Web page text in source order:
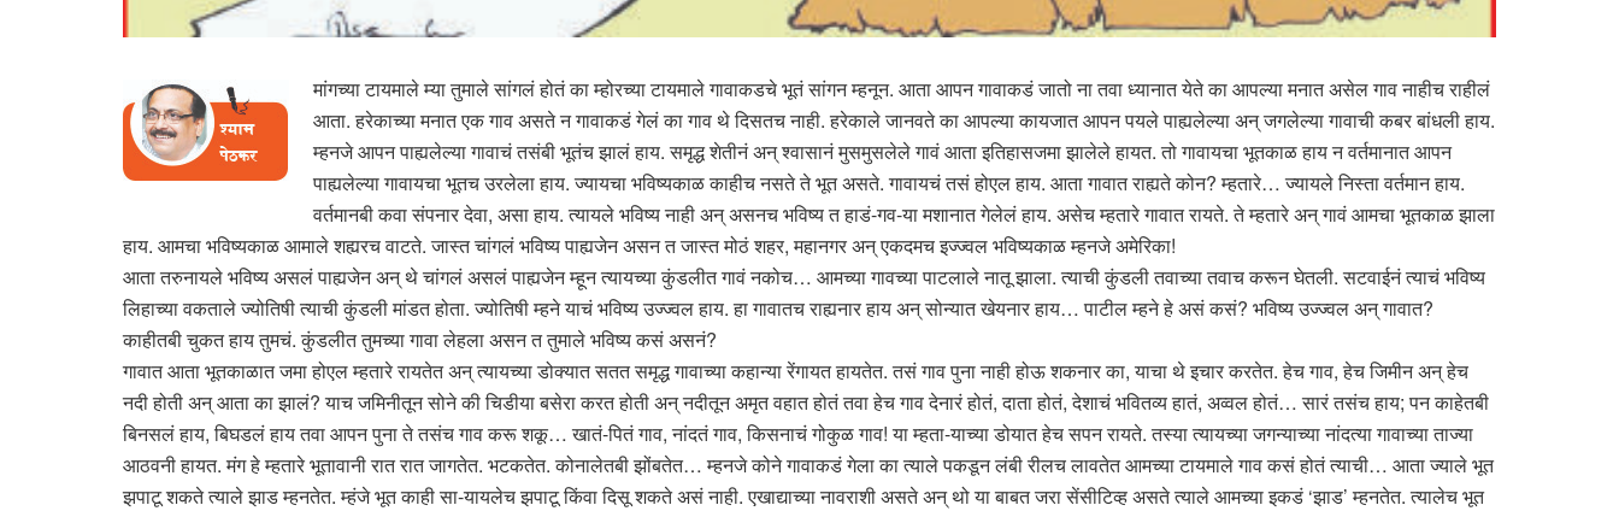
मांगच्या टायमाले म्या तुमाले सांगलं होतं का म्होरच्या टायमाले गावाकडचे भूतं सांगन म्हनून. आता आपन गावाकडं जातो ना तवा ध्यानात येते का आपल्या मनात असेल गाव नाहीच राहीलं
आता. हरेकाच्या मनात एक गाव असते न गावाकडं गेलं का गाव थे दिसतच नाही. हरेकाले जानवते का आपल्या कायजात आपन पयले पाह्यलेल्या अन् जगलेल्या गावाची कबर बांधली हाय.
म्हनजे आपन पाह्यलेल्या गावाचं तसंबी भूतंच झालं हाय. समृद्ध शेतीनं अन् श्वासानं मुसमुसलेले गावं आता इतिहासजमा झालेले हायत. तो गावायचा भूतकाळ हाय न वर्तमानात आपन
पाह्यलेल्या गावायचा भूतच उरलेला हाय. ज्यायचा भविष्यकाळ काहीच नसते ते भूत असते. गावायचं तसं होएल हाय. आता गावात राह्यते कोन? म्हतारे… ज्यायले निस्ता वर्तमान हाय.
वर्तमानबी कवा संपनार देवा, असा हाय. त्यायले भविष्य नाही अन् असनच भविष्य त हाडं-गव-या मशानात गेलेलं हाय. असेच म्हतारे गावात रायते. ते म्हतारे अन् गावं आमचा भूतकाळ झाला
हाय. आमचा भविष्यकाळ आमाले शह्यरच वाटते. जास्त चांगलं भविष्य पाह्यजेन असन त जास्त मोठं शहर, महानगर अन् एकदमच इज्ज्वल भविष्यकाळ म्हनजे अमेरिका!
आता तरुनायले भविष्य असलं पाह्यजेन अन् थे चांगलं असलं पाह्यजेन म्हून त्यायच्या कुंडलीत गावं नकोच… आमच्या गावच्या पाटलाले नातू झाला. त्याची कुंडली तवाच्या तवाच करून घेतली. सटवाईनं त्याचं भविष्य
लिहाच्या वकताले ज्योतिषी त्याची कुंडली मांडत होता. ज्योतिषी म्हने याचं भविष्य उज्ज्वल हाय. हा गावातच राह्यनार हाय अन् सोन्यात खेयनार हाय… पाटील म्हने हे असं कसं? भविष्य उज्ज्वल अन् गावात?
काहीतबी चुकत हाय तुमचं. कुंडलीत तुमच्या गावा लेहला असन त तुमाले भविष्य कसं असनं?
गावात आता भूतकाळात जमा होएल म्हतारे रायतेत अन् त्यायच्या डोक्यात सतत समृद्ध गावाच्या कहान्या रेंगायत हायतेत. तसं गाव पुना नाही होऊ शकनार का, याचा थे इचार करतेत. हेच गाव, हेच जिमीन अन् हेच
नदी होती अन् आता का झालं? याच जमिनीतून सोने की चिडीया बसेरा करत होती अन् नदीतून अमृत वहात होतं तवा हेच गाव देनारं होतं, दाता होतं, देशाचं भवितव्य हातं, अव्वल होतं… सारं तसंच हाय; पन काहेतबी
बिनसलं हाय, बिघडलं हाय तवा आपन पुना ते तसंच गाव करू शकू… खातं-पितं गाव, नांदतं गाव, किसनाचं गोकुळ गाव! या म्हता-याच्या डोयात हेच सपन रायते. तस्या त्यायच्या जगन्याच्या नांदत्या गावाच्या ताज्या
आठवनी हायत. मंग हे म्हतारे भूतावानी रात रात जागतेत. भटकतेत. कोनालेतबी झोंबतेत… म्हनजे कोने गावाकडं गेला का त्याले पकडून लंबी रीलच लावतेत आमच्या टायमाले गाव कसं होतं त्याची… आता ज्याले भूत
झपाटू शकते त्याले झाड म्हनतेत. म्हंजे भूत काही सा-यायलेच झपाटू किंवा दिसू शकते असं नाही. एखाद्याच्या नावराशी असते अन् थो या बाबत जरा सेंसीटिव्ह असते त्याले आमच्या इकडं ‘झाड’ म्हनतेत. त्यालेच भूत